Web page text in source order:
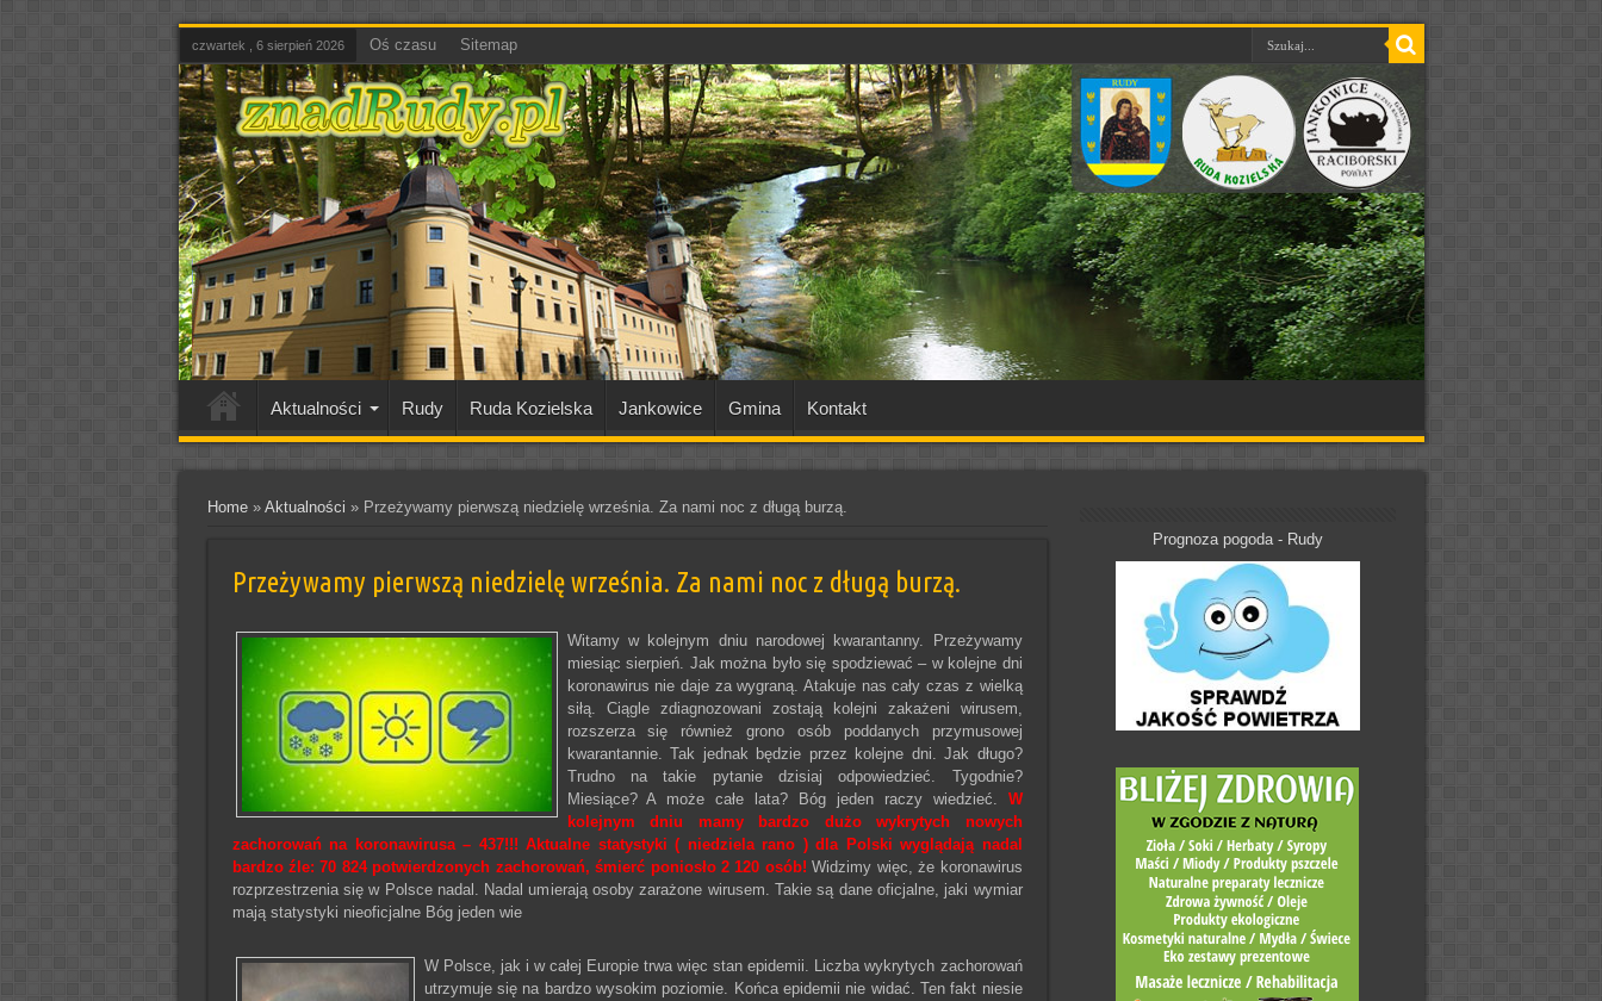
czwartek , 6 sierpień 2026 Oś czasu Sitemap
Aktualności Rudy Ruda Kozielska Jankowice Gmina Kontakt
Home» Aktualności » Przeżywamy pierwszą niedzielę września. Za nami noc z długą burzą.
Przeżywamy pierwszą niedzielę września. Za nami noc z długą burzą.
Witamy w kolejnym dniu narodowej kwarantanny. Przeżywamy
miesiąc sierpień. Jak można było się spodziewać – w kolejne dni
koronawirus nie daje za wygraną. Atakuje nas cały czas z wielką
siłą. Ciągle zdiagnozowani zostają kolejni zakażeni wirusem,
rozszerza się również grono osób poddanych przymusowej
kwarantannie. Tak jednak będzie przez kolejne dni. Jak długo?
Trudno na takie pytanie dzisiaj odpowiedzieć. Tygodnie?
Miesiące? A może całe lata? Bóg jeden raczy wiedzieć. W
kolejnym dniu mamy bardzo dużo wykrytych nowych
zachorowań na koronawirusa – 437!!! Aktualne statystyki ( niedziela rano ) dla Polski wyglądają nadal
bardzo źle: 70 824 potwierdzonych zachorowań, śmierć poniosło 2 120 osób! Widzimy więc, że koronawirus
rozprzestrzenia się w Polsce nadal. Nadal umierają osoby zarażone wirusem. Takie są dane oficjalne, jaki wymiar
mają statystyki nieoficjalne Bóg jeden wie
W Polsce, jak i w całej Europie trwa więc stan epidemii. Liczba wykrytych zachorowań
utrzymuje się na bardzo wysokim poziomie. Końca epidemii nie widać. Ten fakt niesie
Prognoza pogoda - Rudy